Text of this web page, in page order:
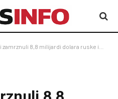
8,8 milijardi dolara ruske imovine